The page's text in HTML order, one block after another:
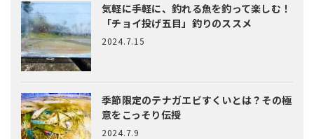
気軽に手軽に、釣れる魚を釣って楽しむ！
「チョイ投げ五目」釣りのススメ
2024.7.15
季節限定のテナガエビすくいとは？ その極
意をこっそり伝授
2024.7.9